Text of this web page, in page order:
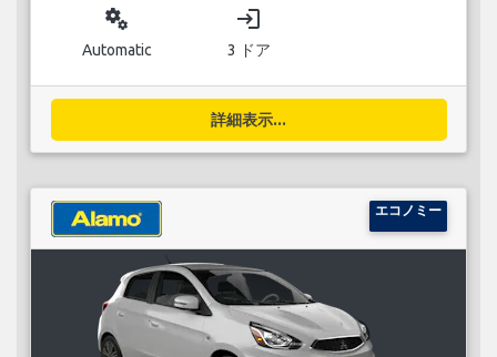
miscellaneous_services
Automatic
login
3 ドア
詳細表示...
エコノミー